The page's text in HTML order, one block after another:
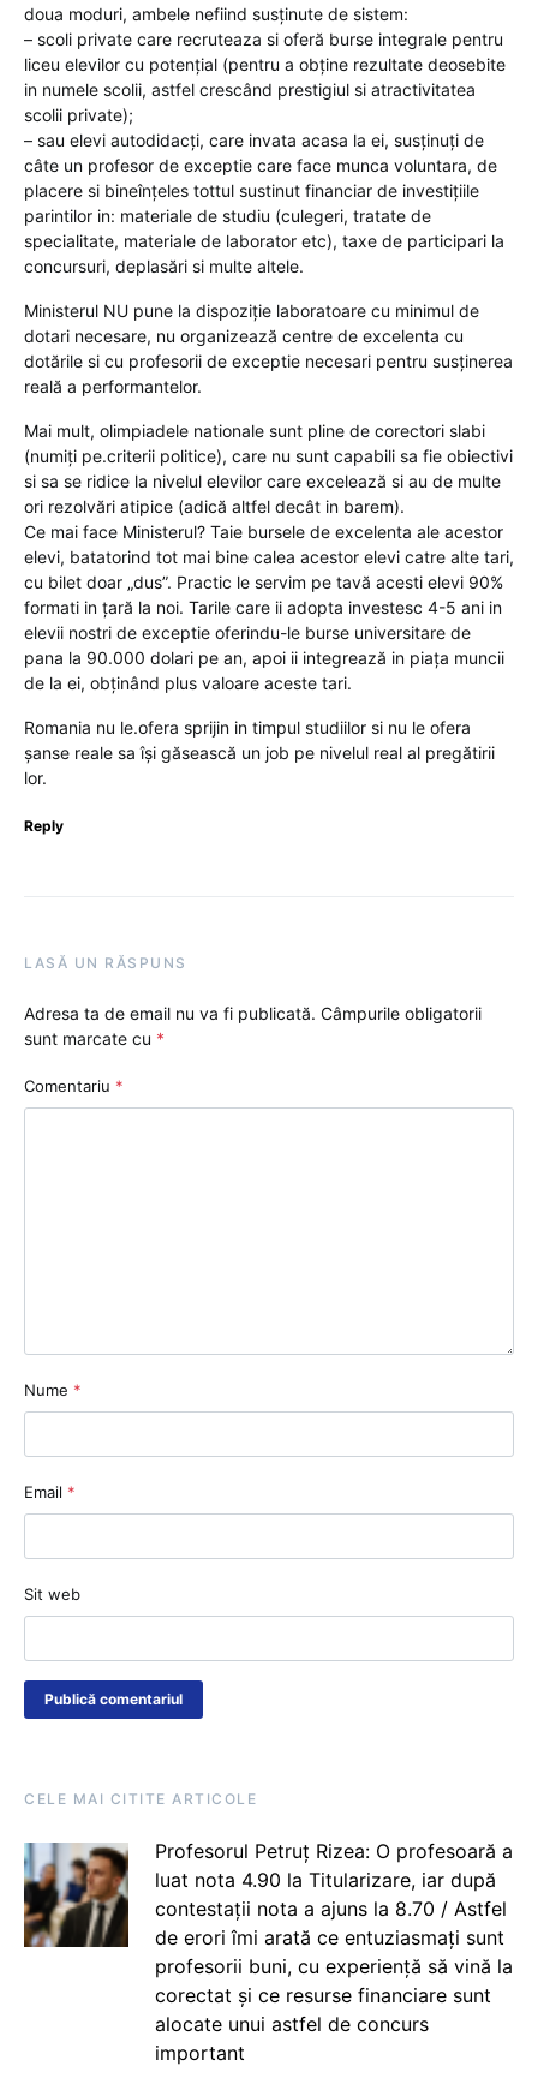
doua moduri, ambele nefiind susținute de sistem:
– scoli private care recruteaza si oferă burse integrale pentru
liceu elevilor cu potențial (pentru a obține rezultate deosebite
in numele scolii, astfel crescând prestigiul si atractivitatea
scolii private);
– sau elevi autodidacți, care invata acasa la ei, susținuți de
câte un profesor de exceptie care face munca voluntara, de
placere si bineînțeles tottul sustinut financiar de investițiile
parintilor in: materiale de studiu (culegeri, tratate de
specialitate, materiale de laborator etc), taxe de participari la
concursuri, deplasări si multe altele.
Ministerul NU pune la dispoziție laboratoare cu minimul de
dotari necesare, nu organizează centre de excelenta cu
dotările si cu profesorii de exceptie necesari pentru susținerea
reală a performantelor.
Mai mult, olimpiadele nationale sunt pline de corectori slabi
(numiți pe.criterii politice), care nu sunt capabili sa fie obiectivi
si sa se ridice la nivelul elevilor care excelează si au de multe
ori rezolvări atipice (adică altfel decât in barem).
Ce mai face Ministerul? Taie bursele de excelenta ale acestor
elevi, batatorind tot mai bine calea acestor elevi catre alte tari,
cu bilet doar „dus”. Practic le servim pe tavă acesti elevi 90%
formati in țară la noi. Tarile care ii adopta investesc 4-5 ani in
elevii nostri de exceptie oferindu-le burse universitare de
pana la 90.000 dolari pe an, apoi ii integrează in piața muncii
de la ei, obținând plus valoare aceste tari.
Romania nu le.ofera sprijin in timpul studiilor si nu le ofera
șanse reale sa își găsească un job pe nivelul real al pregătirii
lor.
Reply
LASĂ UN RĂSPUNS
Adresa ta de email nu va fi publicată. Câmpurile obligatorii
sunt marcate cu *
Comentariu *
Nume *
Email *
Sit web
CELE MAI CITITE ARTICOLE
Profesorul Petruț Rizea: O profesoară a
luat nota 4.90 la Titularizare, iar după
contestații nota a ajuns la 8.70 / Astfel
de erori îmi arată ce entuziasmați sunt
profesorii buni, cu experiență să vină la
corectat și ce resurse financiare sunt
alocate unui astfel de concurs
important